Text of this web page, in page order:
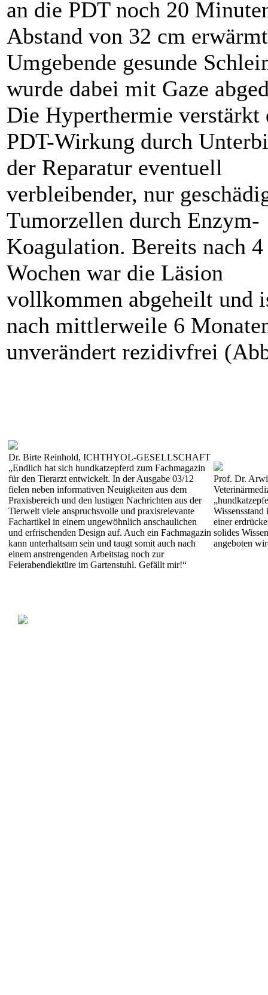
an die PDT noch 20
Abstand von 32 cm
Umgebende gesunde
wurde dabei mit Gaze
Die Hyperthermie verstärkt
PDT-Wirkung durch
der Reparatur eventuell
verbleibender, nur
Tumorzellen durch Enzym-
Koagulation. Bereits nach 4
Wochen war die Läsion
vollkommen abgeheilt und
nach mittlerweile 6
unverändert rezidivfrei
Dr. Birte Reinhold, ICHTHYOL-GESELLSCHAFT
„Endlich hat sich hundkatzepferd zum Fachmagazin
für den Tierarzt entwickelt. In der Ausgabe 03/12
fielen neben informativen Neuigkeiten aus dem
Praxisbereich und den lustigen Nachrichten aus der
Tierwelt viele anspruchsvolle und praxisrelevante
Fachartikel in einem ungewöhnlich anschaulichen
und erfrischenden Design auf. Auch ein Fachmagazin
kann unterhaltsam sein und taugt somit auch nach
einem anstrengenden Arbeitstag noch zur
Feierabendlektüre im Gartenstuhl. Gefällt mir!“
Prof. Dr.
einer
solides
angeboten